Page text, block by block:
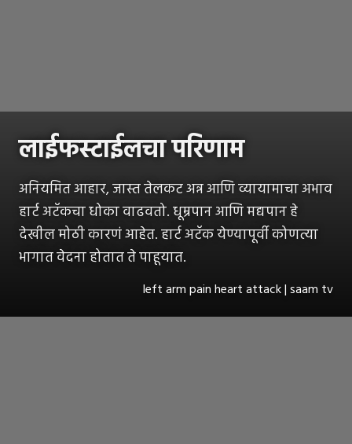
लाईफस्टाईलचा परिणाम
अनियमित आहार, जास्त तेलकट अन्न आणि व्यायामाचा अभाव
हार्ट अटॅकचा धोका वाढवतो. धूम्रपान आणि मद्यपान हे
देखील मोठी कारणं आहेत. हार्ट अटॅक येण्यापूर्वी कोणत्या
भागात वेदना होतात ते पाहूयात.
left arm pain heart attack | saam tv